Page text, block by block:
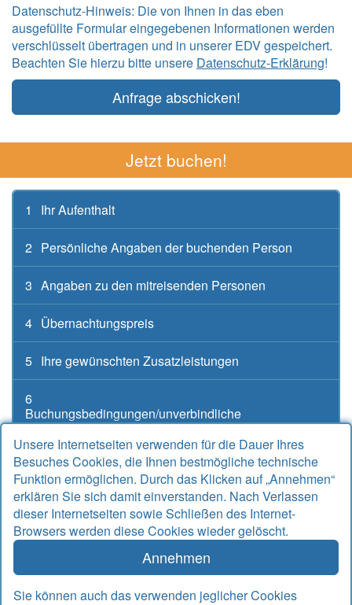
Unsere Internetseiten verwenden für die Dauer Ihres
Besuches Cookies, die Ihnen bestmögliche technische
Funktion ermöglichen. Durch das Klicken auf „Annehmen“
erklären Sie sich damit einverstanden. Nach Verlassen
dieser Internetseiten sowie Schließen des Internet-
Browsers werden diese Cookies wieder gelöscht.
Annehmen
Sie können auch das verwenden jeglicher Cookies
Datenschutz-Hinweis: Die von Ihnen in das eben
ausgefüllte Formular eingegebenen Informationen werden
verschlüsselt übertragen und in unserer EDV gespeichert.
Beachten Sie hierzu bitte unsere Datenschutz-Erklärung!
Anfrage abschicken!
Jetzt buchen!
1 Ihr Aufenthalt
2 Persönliche Angaben der buchenden Person
3 Angaben zu den mitreisenden Personen
4 Übernachtungspreis
5 Ihre gewünschten Zusatzleistungen
6
Buchungsbedingungen/unverbindliche
Buchungsanfrage
Kontakt
Alter Sielweg 17 A
Telefon 04971 912667
Telefax
04971 925764